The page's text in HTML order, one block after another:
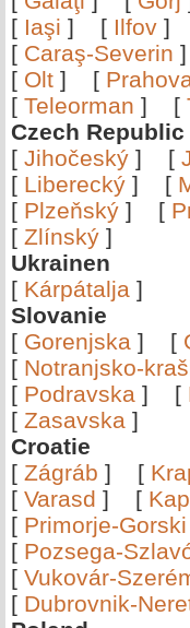
[ Iaşi ] [ Ilfov ]
[ Caraş-Severin
[ Olt ] [
[ Teleorman ] [
Czech Republic
[ Jihočeský ] [
[ Liberecký ] [
[ Plzeňský ] [
[ Zlínský ]
Ukrainen
[ Kárpátalja ]
Slovanie
[ Gorenjska ] [
[ Notranjsko-
[ Podravska ] [
[ Zasavska ]
Croatie
[ Zágráb ] [
[ Varasd ] [
[ Primorje-
[ Pozsega-
[ Vukovár-
[ Dubrovnik-